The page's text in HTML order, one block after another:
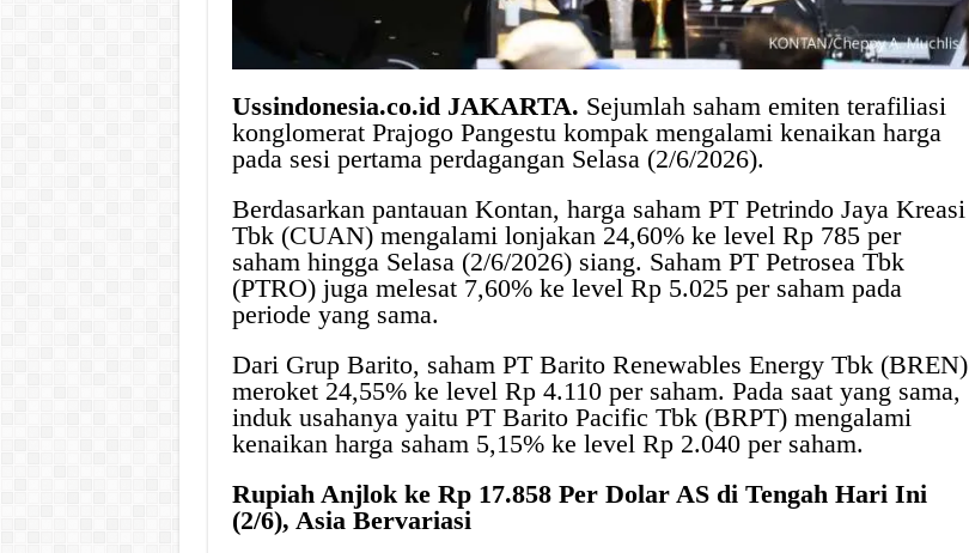
Ussindonesia.co.id JAKARTA. Sejumlah saham emiten terafiliasi
konglomerat Prajogo Pangestu kompak mengalami kenaikan harga
pada sesi pertama perdagangan Selasa (2/6/2026).
Berdasarkan pantauan Kontan, harga saham PT Petrindo Jaya Kreasi
Tbk (CUAN) mengalami lonjakan 24,60% ke level Rp 785 per
saham hingga Selasa (2/6/2026) siang. Saham PT Petrosea Tbk
(PTRO) juga melesat 7,60% ke level Rp 5.025 per saham pada
periode yang sama.
Dari Grup Barito, saham PT Barito Renewables Energy Tbk (BREN)
meroket 24,55% ke level Rp 4.110 per saham. Pada saat yang sama,
induk usahanya yaitu PT Barito Pacific Tbk (BRPT) mengalami
kenaikan harga saham 5,15% ke level Rp 2.040 per saham.
Rupiah Anjlok ke Rp 17.858 Per Dolar AS di Tengah Hari Ini
(2/6), Asia Bervariasi